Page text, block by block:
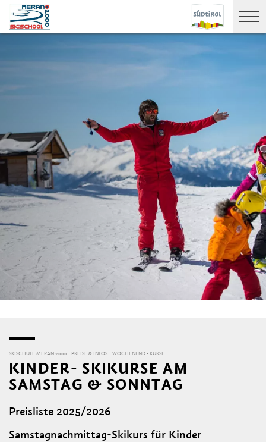
SKISCHULE MERAN 2000 PREISE & INFOS WOCHENEND - KURSE
KINDER- SKIKURSE AM
SAMSTAG & SONNTAG
Preisliste 2025/2026
Samstagnachmittag-Skikurs für Kinder